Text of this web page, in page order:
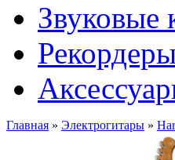
Звуковые
Главная » Электрогитары »